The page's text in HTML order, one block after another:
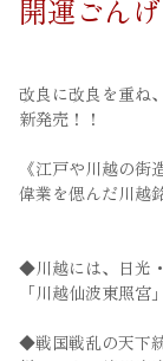
開運ごん
改良に改良を重ね
新発売！！
《江戸や川越の
偉業を偲んだ川越
◆川越には、日光
「川越仙波東照宮
◆戦国戦乱の天下